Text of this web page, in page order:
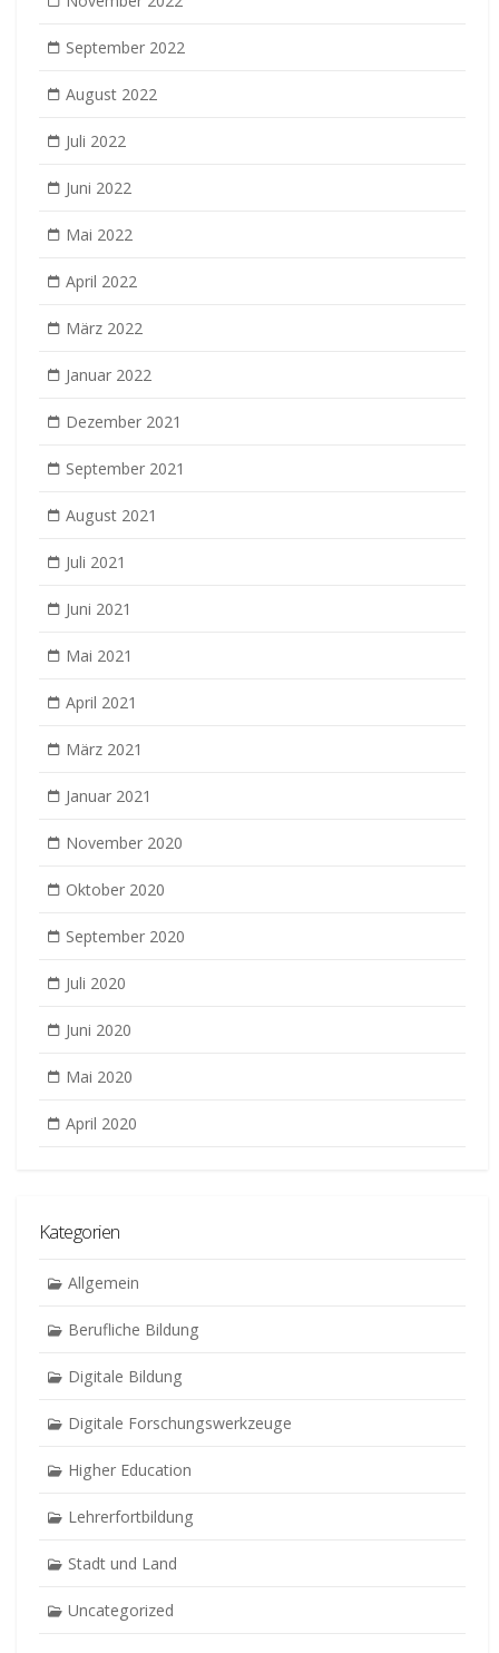
September 2022
August 2022
Juli 2022
Juni 2022
Mai 2022
April 2022
März 2022
Januar 2022
Dezember 2021
September 2021
August 2021
Juli 2021
Juni 2021
Mai 2021
April 2021
März 2021
Januar 2021
November 2020
Oktober 2020
September 2020
Juli 2020
Juni 2020
Mai 2020
April 2020
Kategorien
Allgemein
Berufliche Bildung
Digitale Bildung
Digitale Forschungswerkzeuge
Higher Education
Lehrerfortbildung
Stadt und Land
Uncategorized